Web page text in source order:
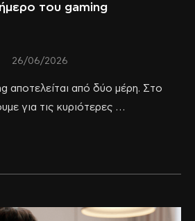
του gaming
26/06/2026
αποτελείται από δύο μέρη. Στο
για τις κυριότερες …